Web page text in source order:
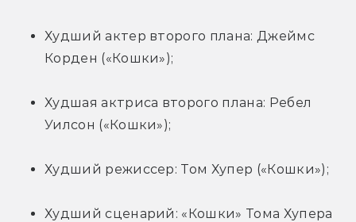
Худший актер второго плана: Джеймс
Корден («Кошки»);
Худшая актриса второго плана: Ребел
Уилсон («Кошки»);
Худший режиссер: Том Хупер («Кошки»);
Худший сценарий: «Кошки» Тома Хупера